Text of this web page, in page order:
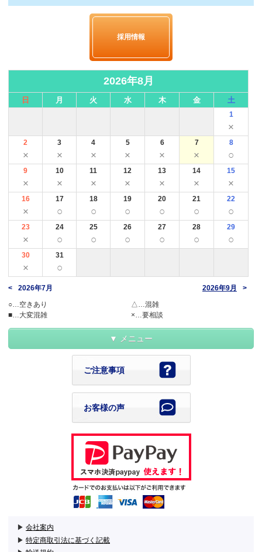
採用情報
2026年8月
日 月 火 水 木 金 土
1
×
2
×
3
×
4
×
5
×
6
×
7
×
8
○
9
×
10
×
11
×
12
×
13
×
14
×
15
×
16
×
17
○
18
○
19
○
20
○
21
○
22
○
23
×
24
○
25
○
26
○
27
○
28
○
29
○
30
×
31
○
2026年7月
2026年9月
○…空きあり
△…混雑
■…大変混雑
×…要相談
メニュー
ご注意事項
お客様の声
▶ 会社案内
▶ 特定商取引法に基づく記載